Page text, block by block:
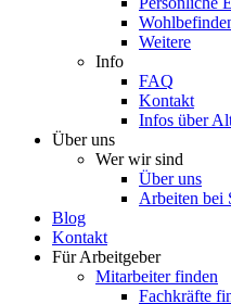
Weitere
Info
FAQ
Kontakt
Infos über
Über uns
Wer wir sind
Über uns
Arbeiten bei
Blog
Kontakt
Für Arbeitgeber
Mitarbeiter finden
Fachkräfte